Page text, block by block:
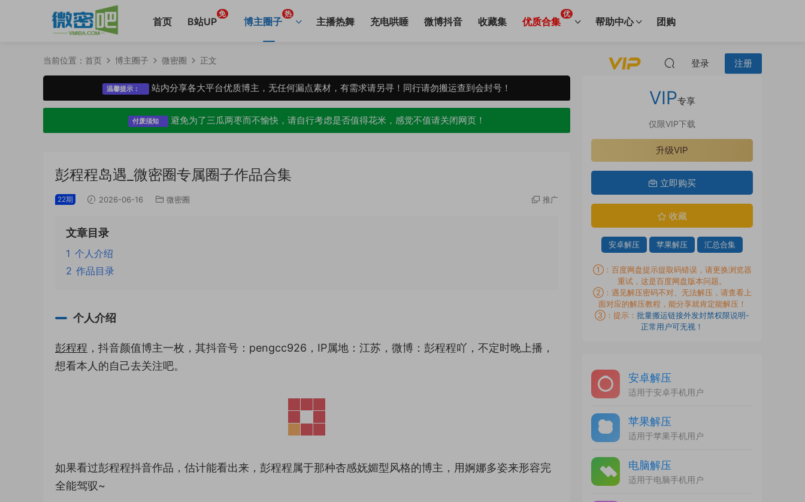
首页 B站UP
免
博主圈子
热
主播热舞 充电哄睡 微博抖音 收藏集 优质合集
优
帮助中心 团购
登录 注册
当前位置： 首页 博主圈子 微密圈 正文
温馨提示： 站内分享各大平台优质博主，无任何漏点素材，有需求请另寻！同行请勿搬运查到会封号！
付废须知 避免为了三瓜两枣而不愉快，请自行考虑是否值得花米，感觉不值请关闭网页！
彭程程岛遇_微密圈专属圈子作品合集
22期 2026-06-16 微密圈 推广
文章目录
1 个人介绍
2 作品目录
个人介绍
彭程程 ，抖音颜值博主一枚，其抖音号：pengcc926，IP属地：江苏，微博：彭程程吖，不定时晚上播，
想看本人的自己去关注吧。
如果看过彭程程抖音作品，估计能看出来，彭程程属于那种杏感妩媚型风格的博主，用婀娜多姿来形容完
全能驾驭~
VIP专享
仅限VIP下载
升级VIP
立即购买
收藏
安卓解压 苹果解压 汇总合集
①：百度网盘提示提取码错误，请更换浏览器
重试，这是百度网盘版本问题。
②：遇见解压密码不对、无法解压，请查看上
面对应的解压教程，能分享就肯定能解压！
③：提示： 批量搬运链接外发封禁权限说明-
正常用户可无视！
安卓解压
适用于安卓手机用户
苹果解压
适用于苹果手机用户
电脑解压
适用于电脑手机用户